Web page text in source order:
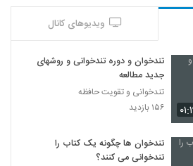
027033 - تندخوانی سری چهارم
۴۰۱ بازدید
027034 - تندخوانی سری چهارم
ویدیوهای کانال
تندخوان و دوره تندخوانی و روشهای
جدید مطالعه
تندخوانی و تقویت حافظه
۱۵۶ بازدید
تندخوان ها چگونه یک کتاب را
تندخوانی می کنند؟